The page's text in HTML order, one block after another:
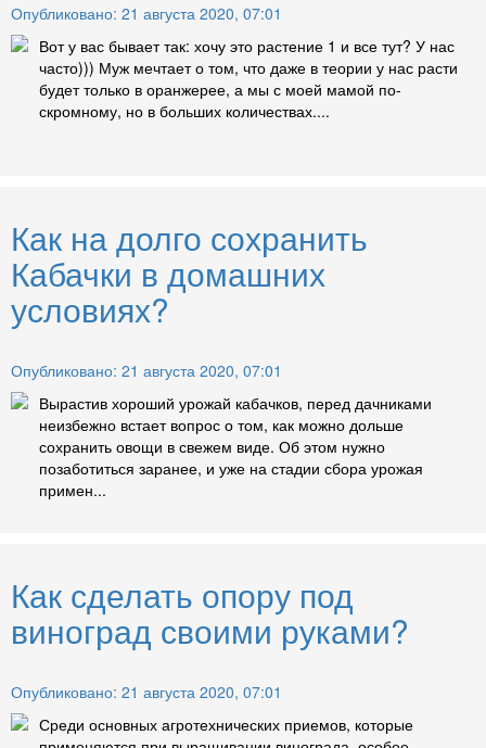
Опубликовано: 21 августа 2020, 07:01
Вот у вас бывает так: хочу это растение 1 и все тут? У нас
часто))) Муж мечтает о том, что даже в теории у нас расти
будет только в оранжерее, а мы с моей мамой по-
скромному, но в больших количествах....
Как на долго сохранить
Кабачки в домашних
условиях?
Опубликовано: 21 августа 2020, 07:01
Вырастив хороший урожай кабачков, перед дачниками
неизбежно встает вопрос о том, как можно дольше
сохранить овощи в свежем виде. Об этом нужно
позаботиться заранее, и уже на стадии сбора урожая
примен...
Как сделать опору под
виноград своими руками?
Опубликовано: 21 августа 2020, 07:01
Среди основных агротехнических приемов, которые